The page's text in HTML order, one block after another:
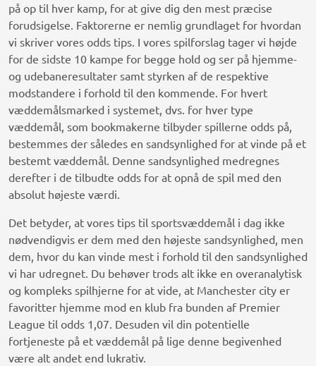
på op til hver kamp, for at give dig den mest præcise
forudsigelse. Faktorerne er nemlig grundlaget for hvordan
vi skriver vores odds tips. I vores spilforslag tager vi højde
for de sidste 10 kampe for begge hold og ser på hjemme-
og udebaneresultater samt styrken af de respektive
modstandere i forhold til den kommende. For hvert
væddemålsmarked i systemet, dvs. for hver type
væddemål, som bookmakerne tilbyder spillerne odds på,
bestemmes der således en sandsynlighed for at vinde på et
bestemt væddemål. Denne sandsynlighed medregnes
derefter i de tilbudte odds for at opnå de spil med den
absolut højeste værdi.
Det betyder, at vores tips til sportsvæddemål i dag ikke
nødvendigvis er dem med den højeste sandsynlighed, men
dem, hvor du kan vinde mest i forhold til den sandsynlighed
vi har udregnet. Du behøver trods alt ikke en overanalytisk
og kompleks spilhjerne for at vide, at Manchester city er
favoritter hjemme mod en klub fra bunden af Premier
League til odds 1,07. Desuden vil din potentielle
fortjeneste på et væddemål på lige denne begivenhed
være alt andet end lukrativ.